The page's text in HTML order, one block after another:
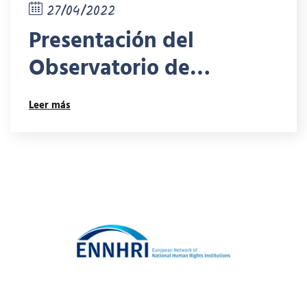
27/04/2022
Presentación del
Observatorio de
Derechos Humanos de la
Leer más